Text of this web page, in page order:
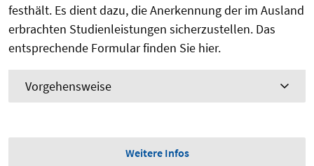
festhält. Es dient dazu, die Anerkennung der im Ausland
erbrachten Studienleistungen sicherzustellen. Das
entsprechende Formular finden Sie hier.
Vorgehensweise
Weitere Infos